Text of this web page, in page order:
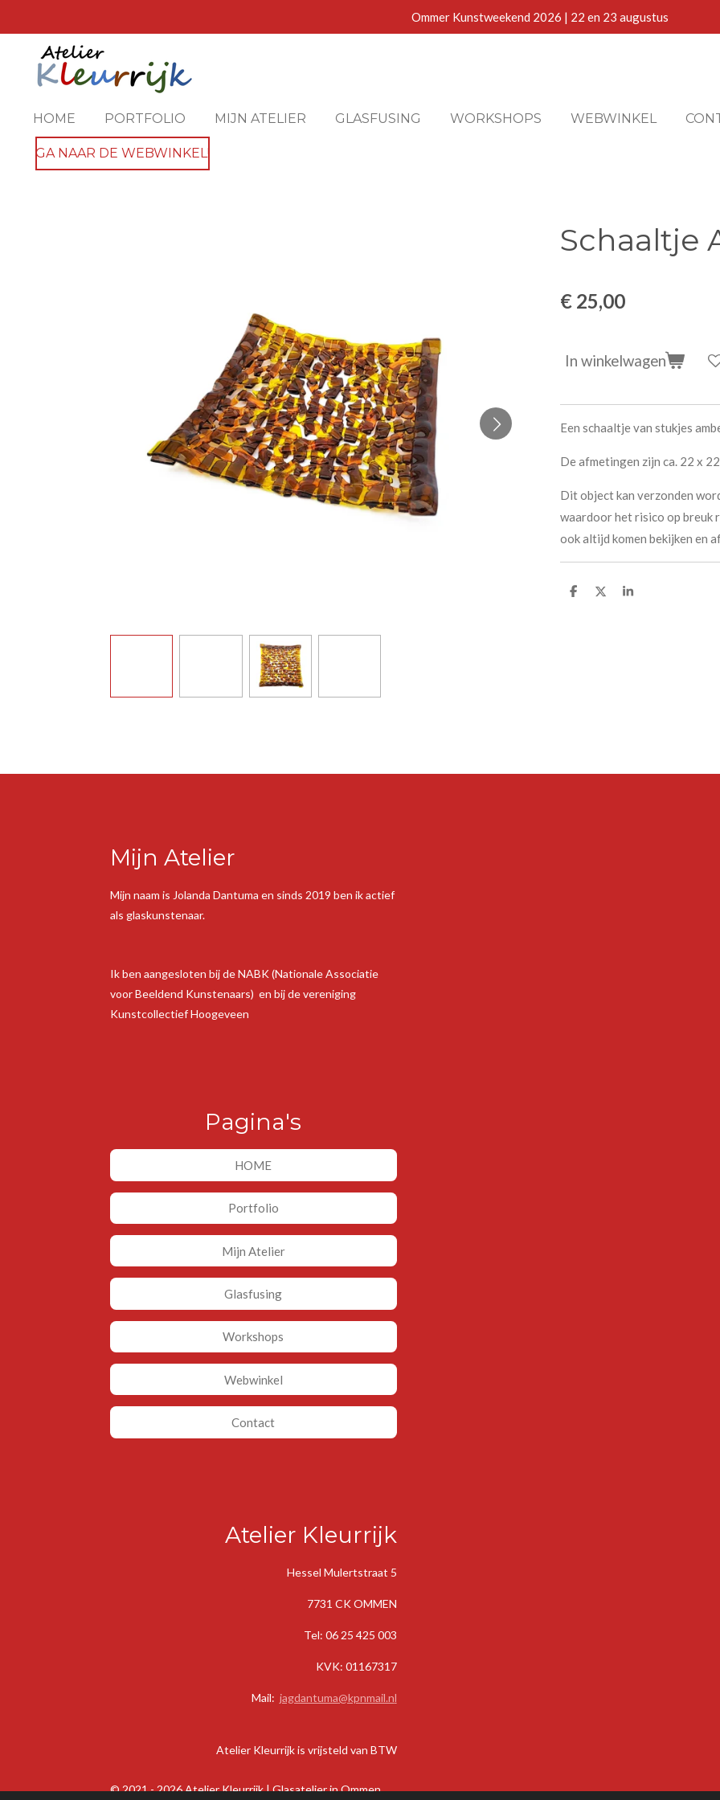
Ommer Kunstweekend 2026 | 22 en 23 augustus
HOME PORTFOLIO MIJN ATELIER GLASFUSING WORKSHOPS WEBWINKEL
GA NAAR DE WEBWINKEL!
Schaaltje
€ 25,00
In winkelwagen
Een schaaltje van stukjes
De afmetingen zijn ca. 22 x
Dit object kan verzonden
waardoor het risico op breuk
ook altijd komen bekijken en
D
D
S
Mijn Atelier
Mijn naam is Jolanda Dantuma en sinds 2019 ben ik actief
als glaskunstenaar.
Ik ben aangesloten bij de NABK (Nationale Associatie
voor Beeldend Kunstenaars) en bij de vereniging
Kunstcollectief Hoogeveen
Pagina's
HOME
Portfolio
Mijn Atelier
Glasfusing
Workshops
Webwinkel
Contact
Atelier Kleurrijk
Hessel Mulertstraat 5
7731 CK OMMEN
Tel: 06 25 425 003
KVK: 01167317
Mail: jagdantuma@kpnmail.nl
Atelier Kleurrijk is vrijsteld van BTW
© 2021 - 2026 Atelier Kleurrijk | Glasatelier in Ommen